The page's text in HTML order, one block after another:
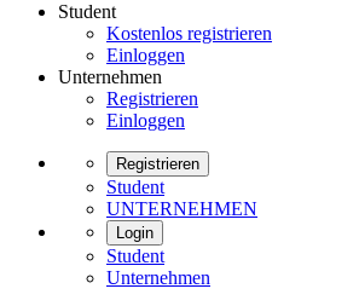
Student
Kostenlos registrieren
Einloggen
Unternehmen
Registrieren
Einloggen
Registrieren
Student
UNTERNEHMEN
Login
Student
Unternehmen